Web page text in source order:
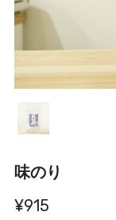
味のり
¥915